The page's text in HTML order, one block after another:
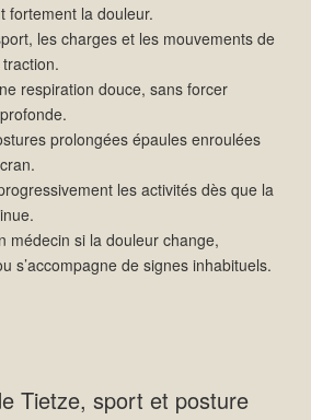
fortement la douleur.
les charges et les mouvements de
respiration douce, sans forcer
prolongées épaules enroulées
les activités dès que la
médecin si la douleur change,
s’accompagne de signes inhabituels.
Tietze, sport et posture